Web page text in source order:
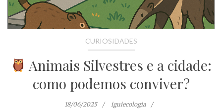
CURIOSIDADES
Animais Silvestres e a cidade:
como podemos conviver?
18/06/2025 iguiecologia